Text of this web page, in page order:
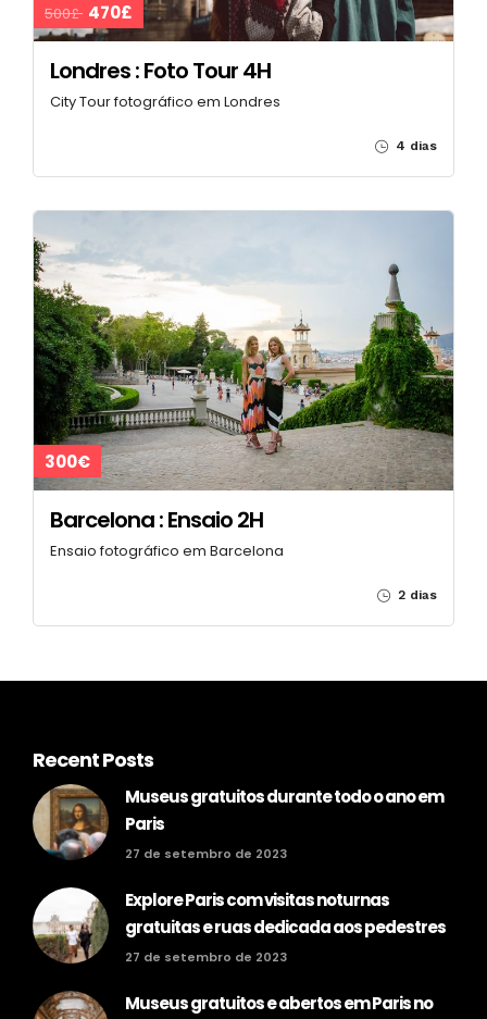
500£ 470£
Londres : Foto Tour 4H
City Tour fotográfico em Londres
4 dias
300€
Barcelona : Ensaio 2H
Ensaio fotográfico em Barcelona
2 dias
Recent Posts
Museus gratuitos durante todo o ano em
Paris
27 de setembro de 2023
Explore Paris com visitas noturnas
gratuitas e ruas dedicada aos pedestres
27 de setembro de 2023
Museus gratuitos e abertos em Paris no